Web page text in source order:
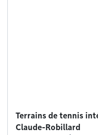
Terrains de tennis
Claude-Robillard